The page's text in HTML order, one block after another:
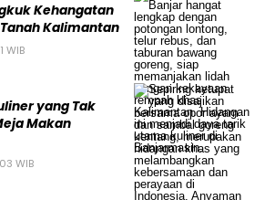
Kehangatan
Kalimantan
WIB
yang Tak
Makan
WIB